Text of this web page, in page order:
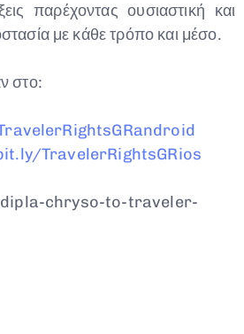
παρέχοντας ουσιαστική και
με κάθε τρόπο και μέσο.
στο:
TravelerRightsGRios
chryso-to-traveler-